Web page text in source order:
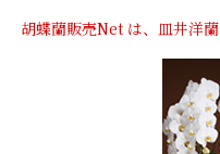
胡蝶蘭販売Net は、皿井洋